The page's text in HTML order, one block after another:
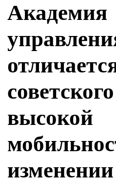
Академия
высокой
изменении